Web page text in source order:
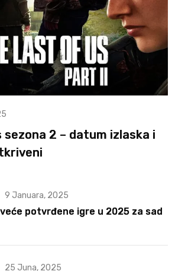
sezona 2 – datum izlaska i
9 Januara, 2025
potvrđene igre u 2025 za sad
25 Juna, 2025